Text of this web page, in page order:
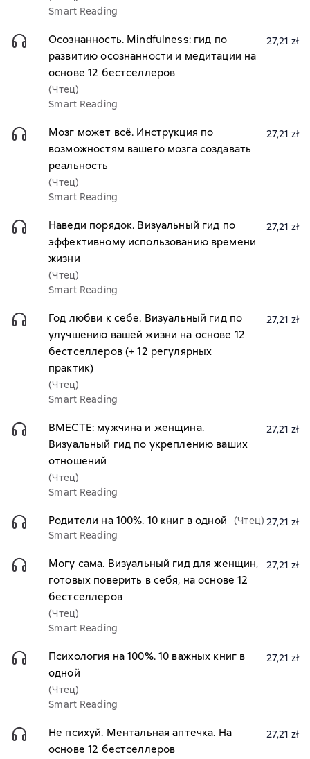
Smart Reading
Осознанность. Mindfulness: гид по
развитию осознанности и медитации на
основе 12 бестселлеров
(Чтец)
Smart Reading
27,21 zł
Мозг может всё. Инструкция по
возможностям вашего мозга создавать
реальность
(Чтец)
Smart Reading
27,21 zł
Наведи порядок. Визуальный гид по
эффективному использованию времени
жизни
(Чтец)
Smart Reading
27,21 zł
Год любви к себе. Визуальный гид по
улучшению вашей жизни на основе 12
бестселлеров (+ 12 регулярных
практик)
(Чтец)
Smart Reading
27,21 zł
ВМЕСТЕ: мужчина и женщина.
Визуальный гид по укреплению ваших
отношений
(Чтец)
Smart Reading
27,21 zł
Родители на 100%. 10 книг в одной
(Чтец)
Smart Reading
27,21 zł
Могу сама. Визуальный гид для женщин,
готовых поверить в себя, на основе 12
бестселлеров
(Чтец)
Smart Reading
27,21 zł
Психология на 100%. 10 важных книг в
одной
(Чтец)
Smart Reading
27,21 zł
Не психуй. Ментальная аптечка. На
основе 12 бестселлеров
27,21 zł